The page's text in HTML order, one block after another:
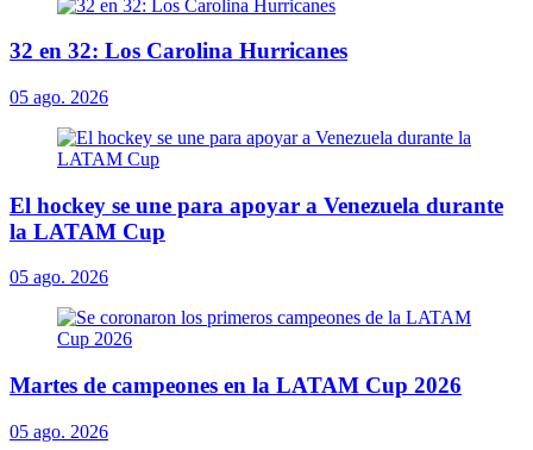
32 en 32: Los Carolina Hurricanes
05 ago. 2026
El hockey se une para apoyar a Venezuela durante
la LATAM Cup
05 ago. 2026
Martes de campeones en la LATAM Cup 2026
05 ago. 2026